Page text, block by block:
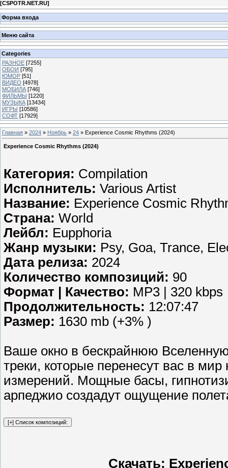
[CSPOTR.NET.RU]
Форма входа
Меню сайта
Categories
РАЗНОЕ [7255]
ОБОИ [795]
ЮМОР [51]
ВИДЕО [4978]
МОБИЛА [746]
ФИЛЬМЫ [1220]
МУЗЫКА [13434]
ИГРЫ [10586]
СОФТ [17929]
Главная » 2024 » Ноябрь » 24 » Experience Cosmic Rhythms (2024)
Experience Cosmic Rhythms (2024)
Категория: Compilation
Исполнитель: Various Artist
Название: Experience Cosmic
Страна: World
Лейбл: Eupphoria
Жанр музыки: Psy, Goa, Trance,
Дата релиза: 2024
Количество композиций: 90
Формат | Качество: MP3 | 320 kbps
Продолжительность: 12:07:47
Размер: 1630 mb (+3% )
Ваше окно в бескрайнюю
треки, которые перенесут вас в
измерений. Мощные басы,
арпеджио создадут ощущение
Скачать: